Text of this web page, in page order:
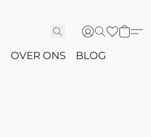
OVER ONS BLOG